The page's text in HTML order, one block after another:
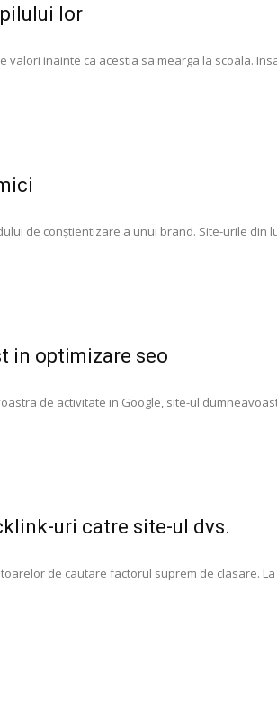
lor
inainte ca acestia sa mearga la scoala.
de conștientizare a unui brand. Site-urile din
in optimizare seo
de activitate in Google, site-ul
uri catre site-ul dvs.
de cautare factorul suprem de clasare.